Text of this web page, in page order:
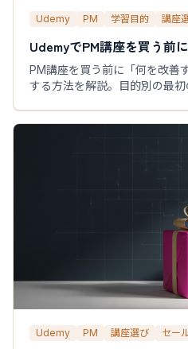
Udemy PM 学習目的 講座
UdemyでPM講座を買う前
PM講座を買う前に「何を改善
する方法を解説。目的別の最初
Udemy PM 講座選び セー